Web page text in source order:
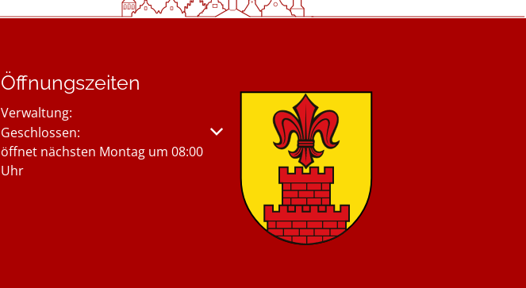
Öffnungszeiten
Verwaltung:
Klicken, um weitere Öffnungs- oder Schließzeiten auszublenden
Geschlossen:
öffnet nächsten Montag um 08:00
Uhr